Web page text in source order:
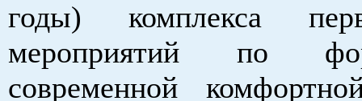
годы) комплекса
мероприятий по
современной